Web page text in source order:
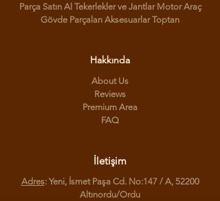
Parça Satın Al Tekerlekler ve Jantlar Motor Araç
Gövde Parçaları Aksesuarlar Toptan
Hakkında
About Us
Reviews
Premium Area
FAQ
İletişim
Adres: Yeni, İsmet Paşa Cd. No:147 / A, 52200
Altınordu/Ordu